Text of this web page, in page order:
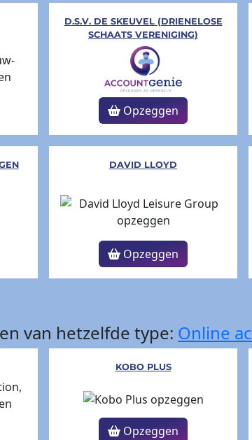
D.S.V. DE SKEUVEL (DRIENELOSE
SCHAATS VERENIGING)
Opzeggen
DAVID LLOYD
Opzeggen
van hetzelfde type: Online
KOBO PLUS
Opzeggen